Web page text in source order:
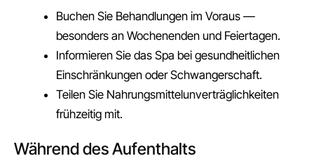
Buchen Sie Behandlungen im Voraus —
besonders an Wochenenden und Feiertagen.
Informieren Sie das Spa bei gesundheitlichen
Einschränkungen oder Schwangerschaft.
Teilen Sie Nahrungsmittelunverträglichkeiten
frühzeitig mit.
Während des Aufenthalts